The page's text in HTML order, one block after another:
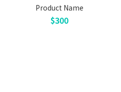
Product Name
$300